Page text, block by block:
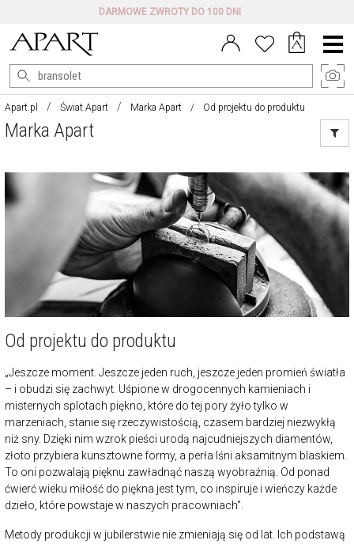
DARMOWE ZWROTY DO 100 DNI
Menu
główne
Apart.pl Świat Apart Marka Apart Od projektu do produktu
Marka Apart
Od projektu do produktu
„Jeszcze moment. Jeszcze jeden ruch, jeszcze jeden promień światła
– i obudzi się zachwyt. Uśpione w drogocennych kamieniach i
misternych splotach piękno, które do tej pory żyło tylko w
marzeniach, stanie się rzeczywistością, czasem bardziej niezwykłą
niż sny. Dzięki nim wzrok pieści urodą najcudniejszych diamentów,
złoto przybiera kunsztowne formy, a perła lśni aksamitnym blaskiem.
To oni pozwalają pięknu zawładnąć naszą wyobraźnią. Od ponad
ćwierć wieku miłość do piękna jest tym, co inspiruje i wieńczy każde
dzieło, które powstaje w naszych pracowniach".
Metody produkcji w jubilerstwie nie zmieniają się od lat. Ich podstawą